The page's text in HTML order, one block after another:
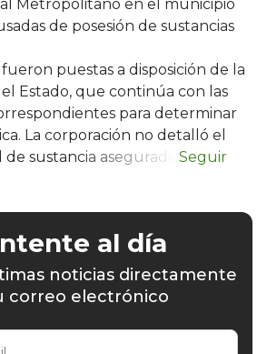
Metropolitano en el municipio
de posesión de sustancias
puestas a disposición de la
Estado, que continúa con las
para determinar
La corporación no detalló el
sustancia asegurada.
al día
noticias directamente
correo electrónico